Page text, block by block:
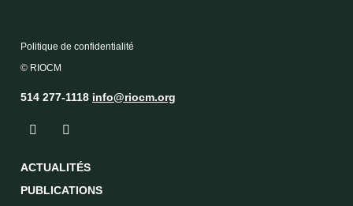
Politique de confidentialité
© RIOCM
514 277-1118 info@riocm.org
ACTUALITÉS
PUBLICATIONS